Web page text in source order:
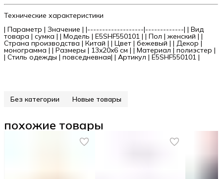
Технические характеристики
| Параметр | Значение | |-------------------|-------------| | Вид
товара | сумка | | Модель | E5SHF550101 | | Пол | женский | |
Страна производства | Китай | | Цвет | бежевый | | Декор |
монограмма | | Размеры | 13x20x6 см | | Материал | полиэстер |
| Стиль одежды | повседневная| | Артикул | E5SHF550101 |
Без категории Новые товары
похожие товары